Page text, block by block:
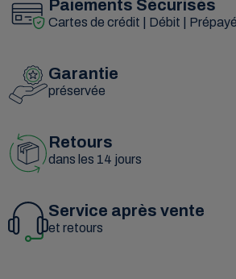
Paiements Sécurisés
Cartes de crédit | Débit |
Garantie
préservée
Retours
dans les 14 jours
Service après vente
et retours